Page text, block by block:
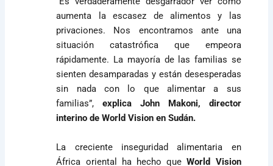
aumenta la escasez de alimentos y las
privaciones. Nos encontramos ante una
situación catastrófica que empeora
rápidamente. La mayoría de las familias se
sienten desamparadas y están desesperadas
sin nada con lo que alimentar a sus
familias”, explica John Makoni, director
interino de World Vision en Sudán.
La creciente inseguridad alimentaria en
África oriental ha hecho que World Vision